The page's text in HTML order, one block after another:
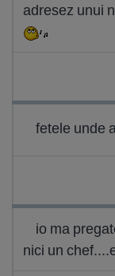
adresez unui
fetele unde
io ma
nici un